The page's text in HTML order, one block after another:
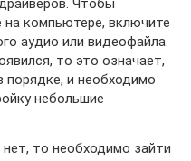
Чтобы
на компьютере, включите
аудио или видеофайла.
то это означает,
порядке, и необходимо
небольшие
то необходимо зайти